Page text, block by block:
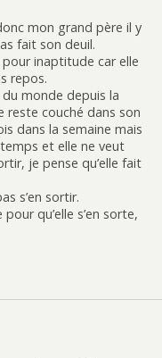
mon grand père il y
fait son deuil.
inaptitude car elle
repos.
monde depuis la
couché dans son
dans la semaine mais
et elle ne veut
je pense qu’elle fait
s’en sortir.
qu’elle s’en sorte,